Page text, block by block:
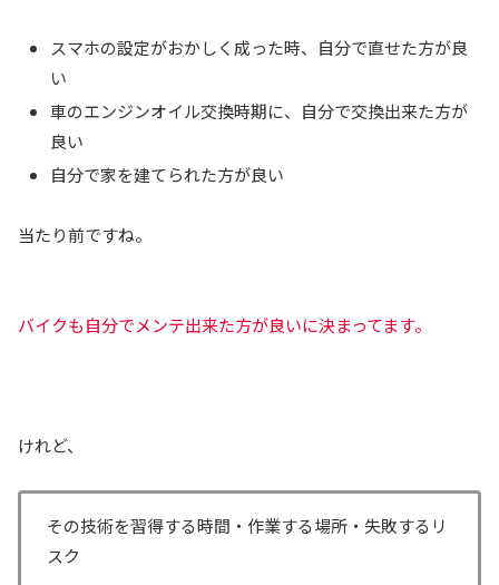
スマホの設定がおかしく成った時、自分で直せた方が良
い
車のエンジンオイル交換時期に、自分で交換出来た方が
良い
自分で家を建てられた方が良い
当たり前ですね。
バイクも自分でメンテ出来た方が良いに決まってます。
けれど、
その技術を習得する時間・作業する場所・失敗するリ
スク